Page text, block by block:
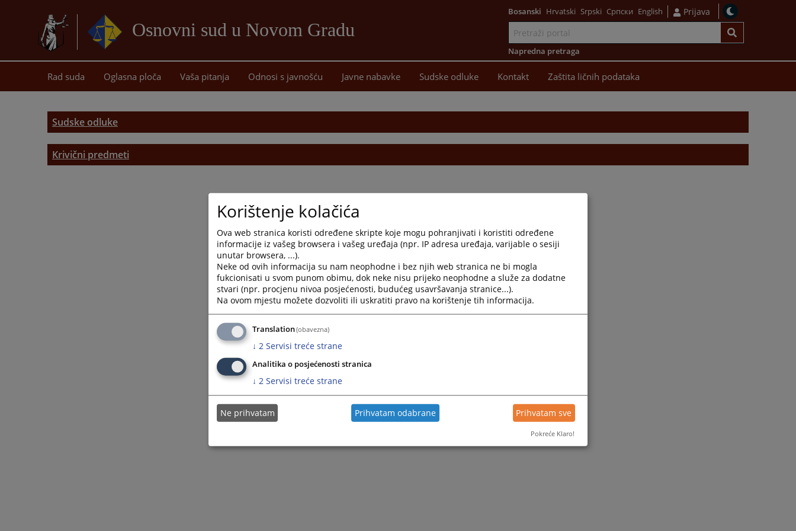
Osnovni sud u Novom Gradu
sadržaj
Bosanski Hrvatski Srpski Српски English Prijava
Napredna pretraga
Rad suda Oglasna ploča Vaša pitanja Odnosi s javnošću Javne nabavke Sudske odluke Kontakt Zaštita ličnih podataka
Sudske odluke
Krivični predmeti
Korištenje kolačića
Ova web stranica koristi određene skripte koje mogu pohranjivati i koristiti određene
informacije iz vašeg browsera i vašeg uređaja (npr. IP adresa uređaja, varijable o sesiji
unutar browsera, ...).
Neke od ovih informacija su nam neophodne i bez njih web stranica ne bi mogla
fukcionisati u svom punom obimu, dok neke nisu prijeko neophodne a služe za dodatne
stvari (npr. procjenu nivoa posjećenosti, budućeg usavršavanja stranice...).
Na ovom mjestu možete dozvoliti ili uskratiti pravo na korištenje tih informacija.
Translation(obavezna)
↓ 2 Servisi treće strane
Analitika o posjećenosti stranica
↓ 2 Servisi treće strane
Ne prihvatam Prihvatam odabrane Prihvatam sve
Pokreće Klaro!